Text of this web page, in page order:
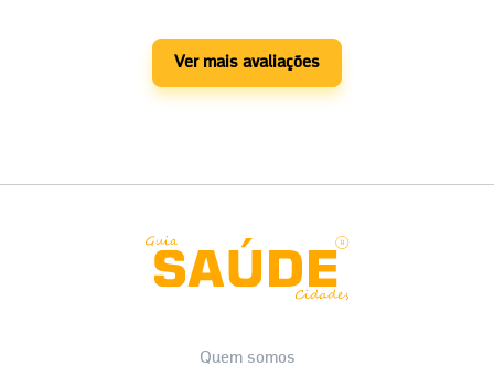
Ver mais avaliações
Quem somos